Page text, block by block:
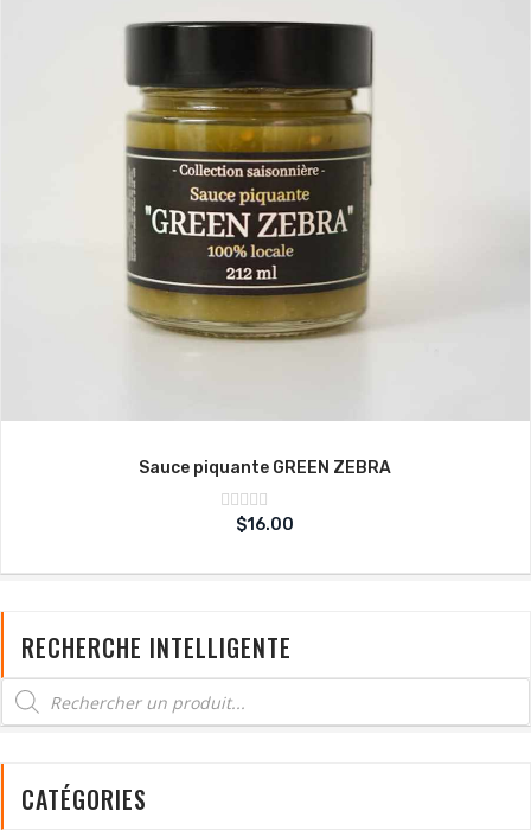
Sauce piquante GREEN ZEBRA
Note
sur
$16.00
RECHERCHE INTELLIGENTE
CATÉGORIES